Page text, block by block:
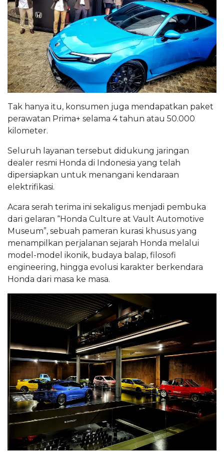
Tak hanya itu, konsumen juga mendapatkan paket
perawatan Prima+ selama 4 tahun atau 50.000
kilometer.
Seluruh layanan tersebut didukung jaringan
dealer resmi Honda di Indonesia yang telah
dipersiapkan untuk menangani kendaraan
elektrifikasi.
Acara serah terima ini sekaligus menjadi pembuka
dari gelaran “Honda Culture at Vault Automotive
Museum”, sebuah pameran kurasi khusus yang
menampilkan perjalanan sejarah Honda melalui
model-model ikonik, budaya balap, filosofi
engineering, hingga evolusi karakter berkendara
Honda dari masa ke masa.